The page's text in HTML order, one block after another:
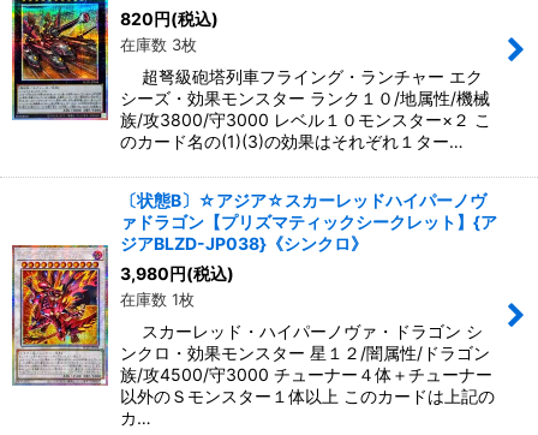
820円(税込)
在庫数 3枚
超弩級砲塔列車フライング・ランチャー エク
シーズ・効果モンスター ランク１０/地属性/機械
族/攻3800/守3000 レベル１０モンスター×２ こ
のカード名の(1)(3)の効果はそれぞれ１ター…
〔状態B〕☆アジア☆スカーレッドハイパーノヴ
ァドラゴン【プリズマティックシークレット】{ア
ジアBLZD-JP038}《シンクロ》
3,980円(税込)
在庫数 1枚
スカーレッド・ハイパーノヴァ・ドラゴン シ
ンクロ・効果モンスター 星１２/闇属性/ドラゴン
族/攻4500/守3000 チューナー４体＋チューナー
以外のＳモンスター１体以上 このカードは上記の
カ…